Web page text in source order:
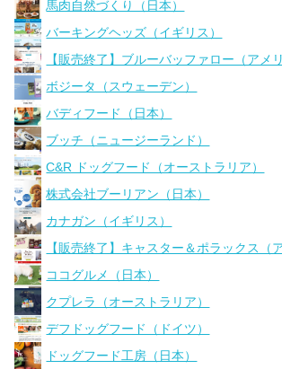
馬肉自然づくり（日本）
バーキングヘッズ（イギリス）
【販売終了】ブルーバッファロー（アメリ
ボジータ（スウェーデン）
バディフード（日本）
ブッチ（ニュージーランド）
C&R ドッグフード（オーストラリア）
株式会社ブーリアン（日本）
カナガン（イギリス）
【販売終了】キャスター＆ポラックス（
ココグルメ（日本）
クプレラ（オーストラリア）
デフドッグフード（ドイツ）
ドッグフード工房（日本）